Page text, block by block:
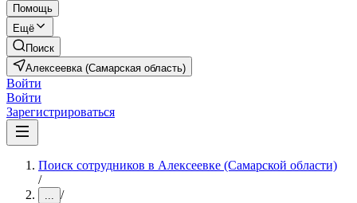
Помощь
Ещё
Поиск
Алексеевка (Самарская область)
Войти
Войти
Зарегистрироваться
Поиск сотрудников в Алексеевке (Самарской области)
/
... /